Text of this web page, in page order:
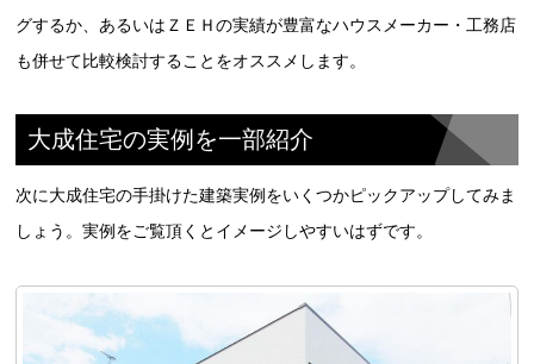
グするか、あるいはＺＥＨの実績が豊富なハウスメーカー・工務店
も併せて比較検討することをオススメします。
大成住宅の実例を一部紹介
次に大成住宅の手掛けた建築実例をいくつかピックアップしてみま
しょう。実例をご覧頂くとイメージしやすいはずです。